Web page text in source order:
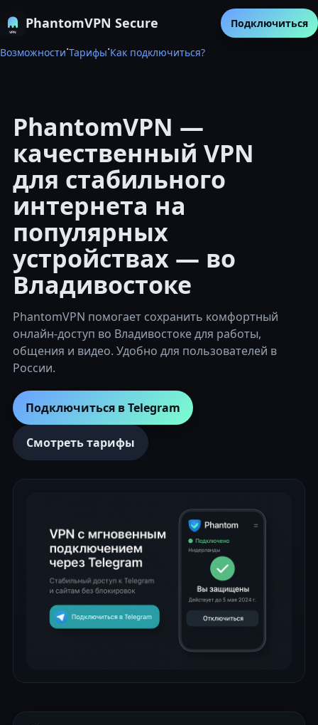
PhantomVPN Secure
Возможности·Тарифы·Как подключиться?
Подключиться
PhantomVPN —
качественный VPN
для стабильного
интернета на
популярных
устройствах — во
Владивостоке
PhantomVPN помогает сохранить комфортный
онлайн-доступ во Владивостоке для работы,
общения и видео. Удобно для пользователей в
России.
Подключиться в Telegram
Смотреть тарифы